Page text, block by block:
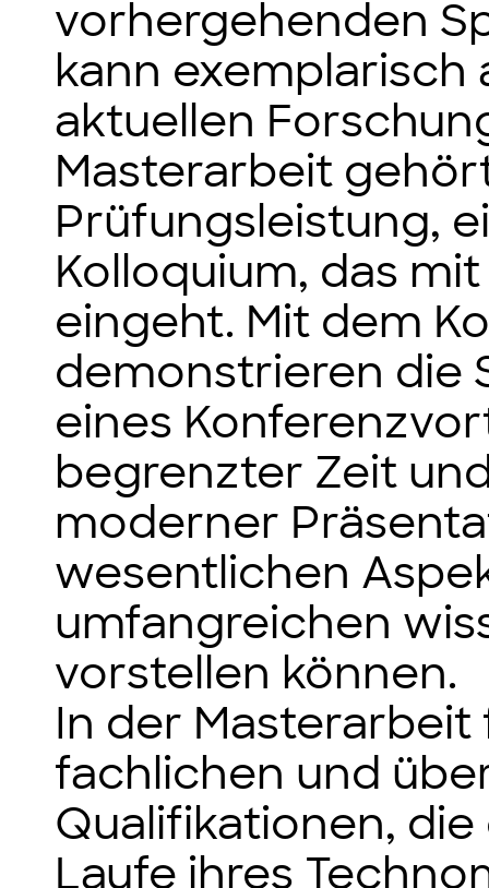
vorhergehenden
kann
aktuellen
Masterarbeit
Prüfungsleistung,
Kolloquium, das
eingeht. Mit dem
demonstrieren die
eines
begrenzter Zeit
moderner
wesentlichen
umfangreichen
vorstellen können.
In der
fachlichen und
Qualifikationen,
Laufe ihres